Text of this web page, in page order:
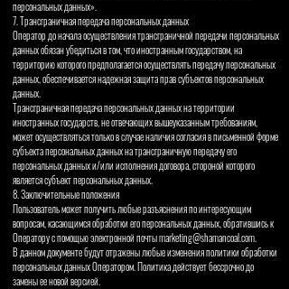
персональных данных».
7. Трансграничная передача персональных данных
Оператор до начала осуществления трансграничной передачи персональных
данных обязан убедиться в том, что иностранным государством, на
территорию которого предполагается осуществлять передачу персональных
данных, обеспечивается надежная защита прав субъектов персональных
данных.
Трансграничная передача персональных данных на территории
иностранных государств, не отвечающих вышеуказанным требованиям,
может осуществляться только в случае наличия согласия в письменной форме
субъекта персональных данных на трансграничную передачу его
персональных данных и/или исполнения договора, стороной которого
является субъект персональных данных.
8. Заключительные положения
Пользователь может получить любые разъяснения по интересующим
вопросам, касающимся обработки его персональных данных, обратившись к
Оператору с помощью электронной почтыmarketing@shamancoal.com.
В данном документе будут отражены любые изменения политики обработки
персональных данных Оператором. Политика действует бессрочно до
замены ее новой версией.